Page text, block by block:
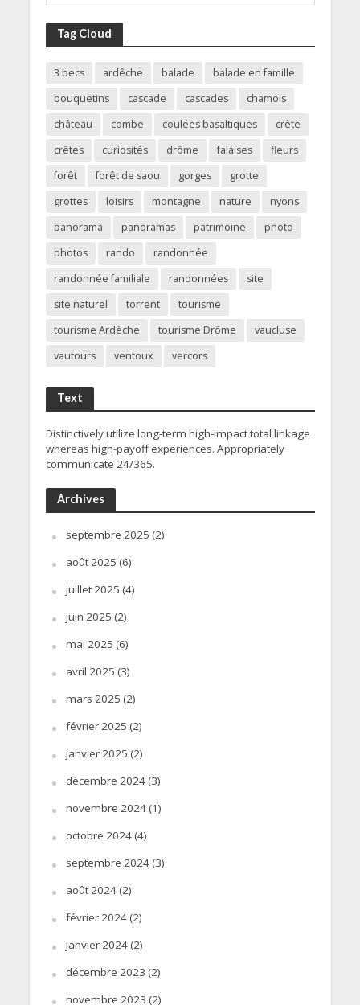
Tag Cloud
3 becs ardêche balade
balade en famille
bouquetins
cascade cascades
chamois
château
combe coulées basaltiques
crête
crêtes
curiosités drôme falaises
fleurs
forêt
forêt de saou gorges
grotte
grottes
loisirs montagne nature
nyons
panorama
panoramas patrimoine
photo
photos
rando
randonnée
randonnée familiale
randonnées
site
site naturel
torrent
tourisme
tourisme Ardèche
tourisme Drôme
vaucluse
vautours
ventoux vercors
Text
Distinctively utilize long-term high-impact total linkage
whereas high-payoff experiences. Appropriately
communicate 24/365.
Archives
septembre 2025 (2)
août 2025 (6)
juillet 2025 (4)
juin 2025 (2)
mai 2025 (6)
avril 2025 (3)
mars 2025 (2)
février 2025 (2)
janvier 2025 (2)
décembre 2024(3)
novembre 2024(1)
octobre 2024(4)
septembre 2024(3)
août 2024(2)
février 2024(2)
janvier 2024(2)
décembre 2023 (2)
novembre 2023 (2)